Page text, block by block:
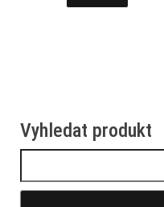
Vyhledat produkt